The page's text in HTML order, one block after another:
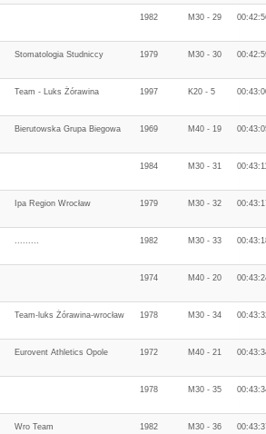
1982 M30 - 29
Stomatologia Studniccy 1979 M30 - 30
Team - Luks Żórawina 1997 K20 - 5
Bierutowska Grupa Biegowa 1969 M40 - 19
1984 M30 - 31
Ipa Region Wrocław 1979 M30 - 32
......... 1982 M30 - 33
1974 M40 - 20
Team-luks Żórawina-wrocław 1978 M30 - 34
Eurovent Athletics Opole 1972 M40 - 21
1978 M30 - 35
Wro Team 1982 M30 - 36